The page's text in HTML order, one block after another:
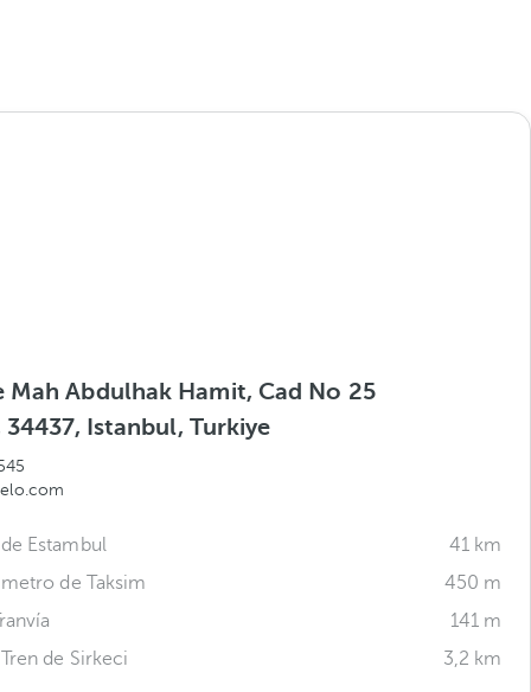
Mah Abdulhak Hamit, Cad No 25
34437, Istanbul, Turkiye
Estambul
41 km
de Taksim
450 m
141 m
de Sirkeci
3,2 km